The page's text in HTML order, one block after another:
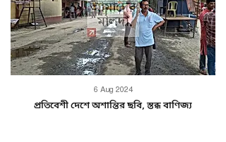
প্রতিবেশী দেশে অশান্তির ছবি, স্তব্ধ বাণিজ্য
6 Aug 2024